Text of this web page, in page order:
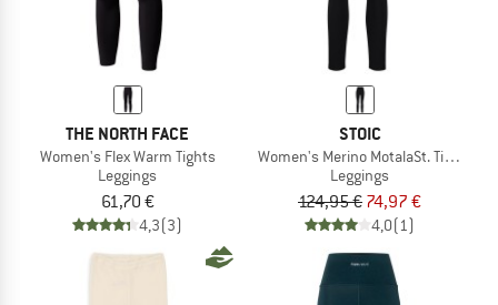
THE NORTH FACE
Women's Flex Warm Tights
Leggings
61,70 €
4,3(3)
STOIC
Women's Merino MotalaSt. Tights
Leggings
124,95 € 74,97 €
4,0(1)